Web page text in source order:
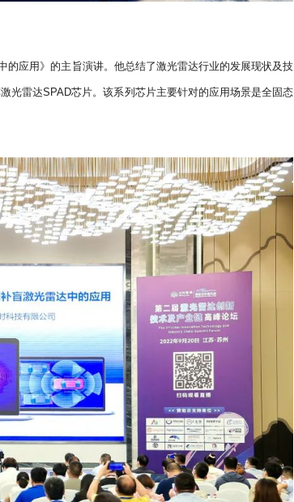
应用》的主旨演讲。他总结了激光雷达行业的发展现状及技
雷达SPAD芯片。该系列芯片主要针对的应用场景是全固态